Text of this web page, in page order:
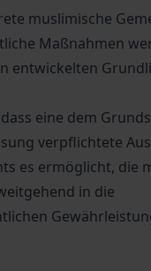
muslimische
Maßnahmen
entwickelten
eine dem
verpflichtete
es ermöglicht, die
in die